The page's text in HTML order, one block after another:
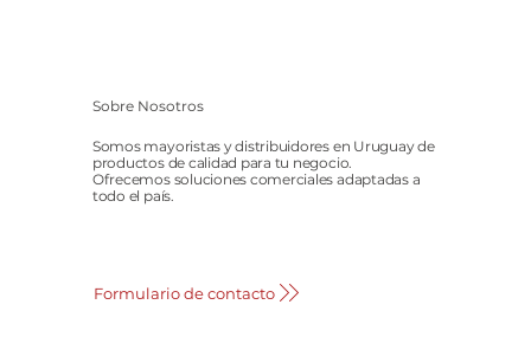
Sobre Nosotros
Somos mayoristas y distribuidores en Uruguay de
productos de calidad para tu negocio.
Ofrecemos soluciones comerciales adaptadas a
todo el país.
Formulario de contacto